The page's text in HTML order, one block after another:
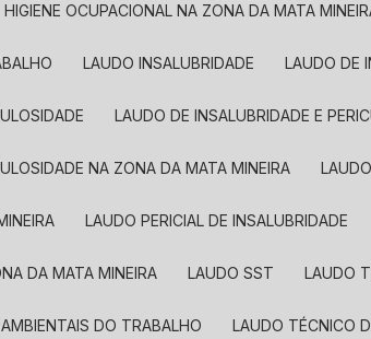
HIGIENE OCUPACIONAL NA ZONA DA MATA
LAUDO INSALUBRIDADE LAUDO DE
LAUDO DE INSALUBRIDADE E
NA ZONA DA MATA MINEIRA
LAUDO PERICIAL DE INSALUBRIDADE
DA MATA MINEIRA LAUDO SST​ LAUDO
DO TRABALHO LAUDO TÉCNICO